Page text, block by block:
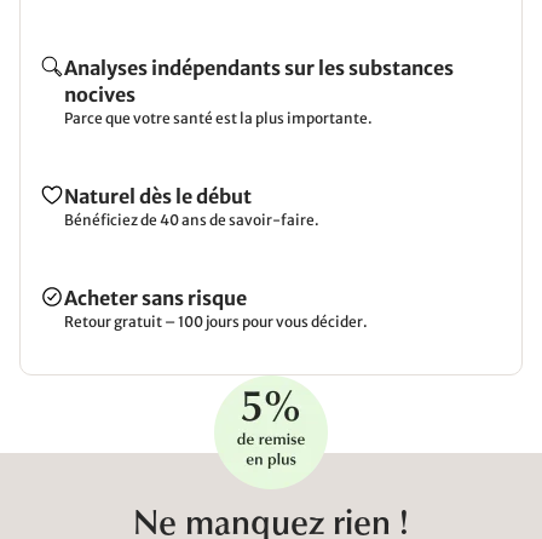
Analyses indépendants sur les substances
nocives
Parce que votre santé est la plus importante.
Naturel dès le début
Bénéficiez de 40 ans de savoir-faire.
Acheter sans risque
Retour gratuit – 100 jours pour vous décider.
Ne manquez rien !